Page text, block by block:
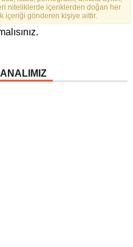
niteliklerde içeriklerden doğan her
içeriği gönderen kişiye aittir.